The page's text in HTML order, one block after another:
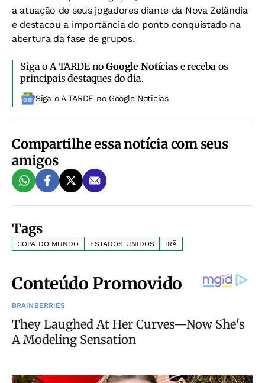
a atuação de seus jogadores diante da Nova Zelândia
e destacou a importância do ponto conquistado na
abertura da fase de grupos.
Siga o A TARDE noGoogle Notíciase receba os
principais destaques do dia.
Siga o A TARDE no Google Noticias
Compartilhe essa notícia com seus
amigos
Tags
COPA DO MUNDO ESTADOS UNIDOS IRÃ